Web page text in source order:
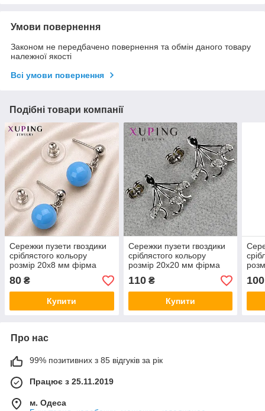
Умови повернення
Законом не передбачено повернення та обмін даного товару
належної якості
Всі умови повернення
Подібні товари компанії
Сережки пузети гвоздики
сріблястого кольору
розмір 20х8 мм фірма
Xuping Jewelry з
блакитними намистинами
80 ₴
Купити
Сережки пузети гвоздики
сріблястого кольору
розмір 20х20 мм фірма
Xuping Jewelry
дельфінчики зі стразами
110₴
Купити
100
Про нас
99% позитивних з 85 відгуків за рік
Працює з 25.11.2019
м. Одеса